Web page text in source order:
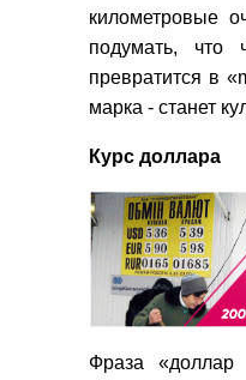
километровые
подумать, что
превратится в
марка - станет
Курс доллара
Фраза «доллар